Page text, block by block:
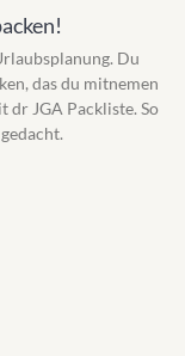
Du
das du mitnemen
dr JGA Packliste. So